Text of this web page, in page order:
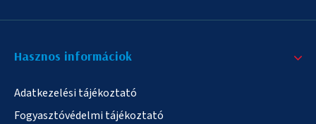
Hasznos informáciok
Adatkezelési tájékoztató
Fogyasztóvédelmi tájékoztató